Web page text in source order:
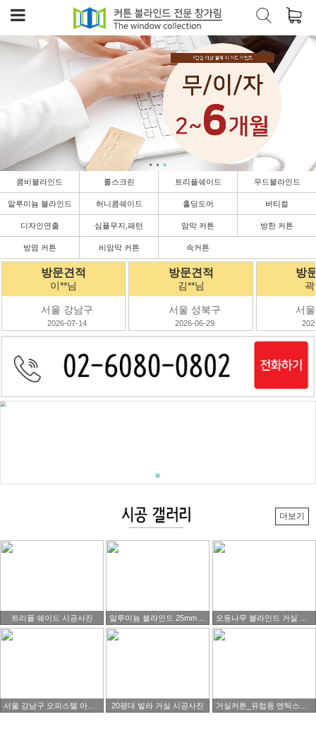
콤비블라인드 롤스크린 트리플쉐이드 우드블라인드
알루미늄 블라인드 허니콤쉐이드 홀딩도어 버티컬
디자인연출 심플무지,패턴 암막 커튼 방한 커튼
방염 커튼 비암막 커튼 속커튼
방문견적
이**님
서울 강남구
2026-07-14
방문견적
김**님
서울 성북구
2026-06-29
방
서
더보기
트리플 쉐이드 시공사진
20평대 빌라 거실 시공사진